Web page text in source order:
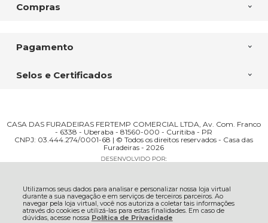
Utilizamos seus dados para analisar e personalizar nossa loja virtual
durante a sua navegação e em serviços de terceiros parceiros. Ao
navegar pela loja virtual, você nos autoriza a coletar tais informações
através do cookies e utilizá-las para estas finalidades. Em caso de
dúvidas, acesse nossa Política de Privacidade
Compras
Pagamento
Selos e Certificados
CASA DAS FURADEIRAS FERTEMP COMERCIAL LTDA, Av. Com. Franco
- 6338 - Uberaba - 81560-000 - Curitiba - PR
CNPJ: 03.444.274/0001-68 | © Todos os direitos reservados - Casa das
Furadeiras - 2026